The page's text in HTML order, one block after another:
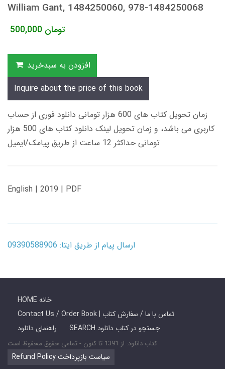
William Gant, 1484250060, 978-1484250068
500,000 تومان
افزودن به سبدخرید
Inquire about the price of this book
زمان تحویل کتاب های 600 هزار تومانی دانلود فوری از حساب
کاربری می باشد، و زمان تحویل لینک دانلود کتاب های 500 هزار
تومانی حداکثر 12 ساعت از طریق پیامک/ایمیل
English | 2019 | PDF
ارسال پیام از طریق ایتا: 09390588906
HOME خانه
Contact Us / Order Book | تماس با ما / سفارش کتاب
راهنمای دانلود
SEARCH جستجو در کتاب دانلود
کتاب دانلود: از 1391 تا کنون - تمامی حقوق محفوظ است
Refund Policy سیاست بازپرداخت